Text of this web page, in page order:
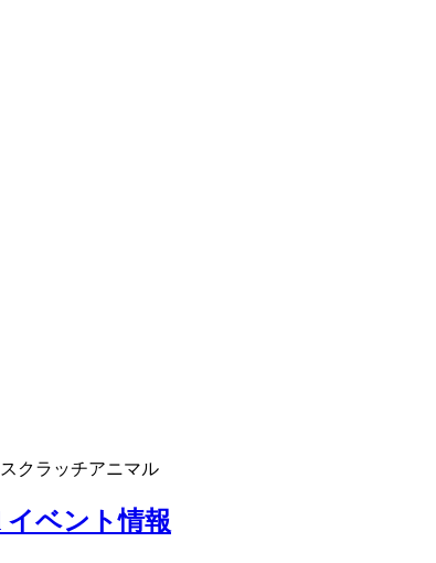
スクラッチアニマル
ベント情報